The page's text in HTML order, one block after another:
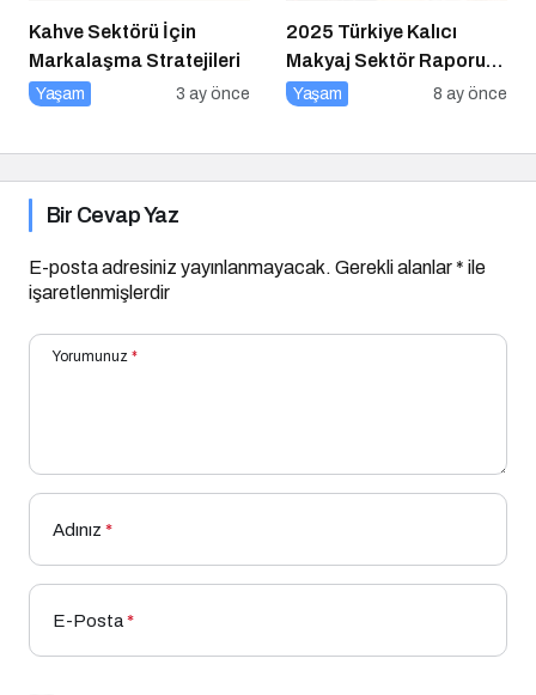
Kahve Sektörü İçin
Markalaşma Stratejileri
Yaşam 3 ay önce
2025 Türkiye Kalıcı
Makyaj Sektör Raporu
Açıklandı
Yaşam 8 ay önce
Bir Cevap Yaz
E-posta adresiniz yayınlanmayacak. Gerekli alanlar* ile
işaretlenmişlerdir
Yorumunuz *
Adınız *
E-Posta*